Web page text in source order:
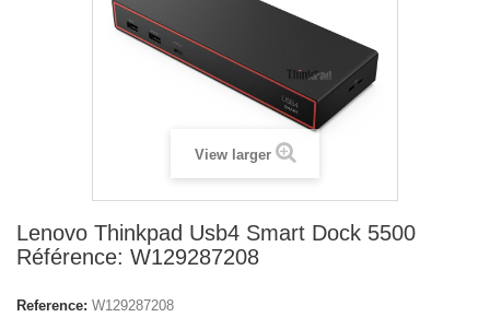
View larger
Lenovo Thinkpad Usb4 Smart Dock 5500
Référence: W129287208
Reference: W129287208